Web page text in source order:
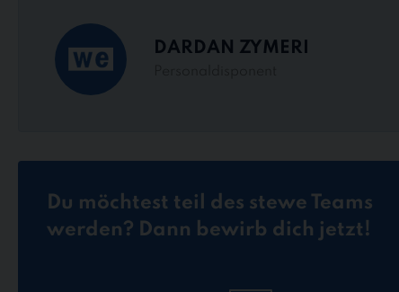
DARDAN ZYMERI
Du möchtest teil des stewe Teams
werden? Dann bewirb dich jetzt!